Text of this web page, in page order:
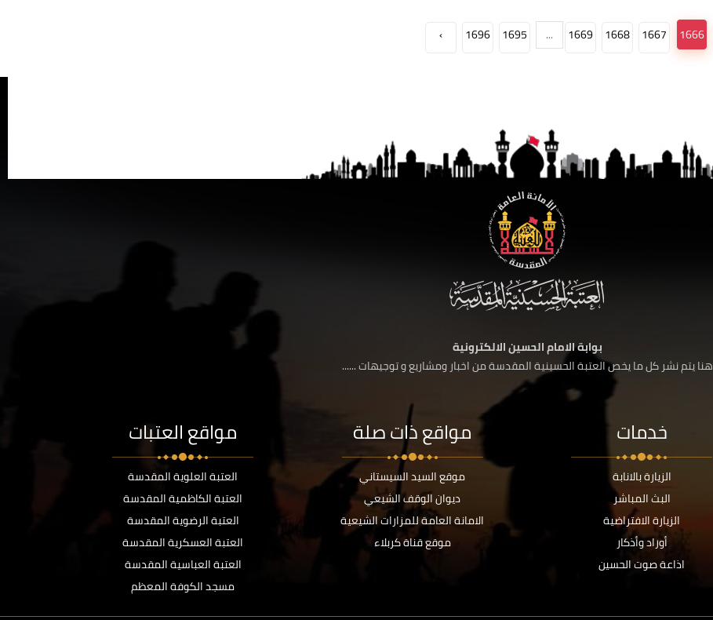
1666
1667
1668
1669
...
1695
1696
›
بوابة الامام الحسين الالكترونية
هنا يتم نشر كل ما يخص العتبة الحسينية المقدسة من اخبار ومشاريع و توجيهات ......
خدمات
الزيارة بالانابة
البث المباشر
الزيارة الافتراضية
أوراد وأذكار
اذاعة صوت الحسين
مواقع ذات صلة
موقع السيد السيستاني
ديوان الوقف الشيعي
الامانة العامة للمزارات الشيعية
موقع قناة كربلاء
مواقع العتبات
العتبة العلوية المقدسة
العتبة الكاظمية المقدسة
العتبة الرضوية المقدسة
العتبة العسكرية المقدسة
العتبة العباسية المقدسة
مسجد الكوفة المعظم